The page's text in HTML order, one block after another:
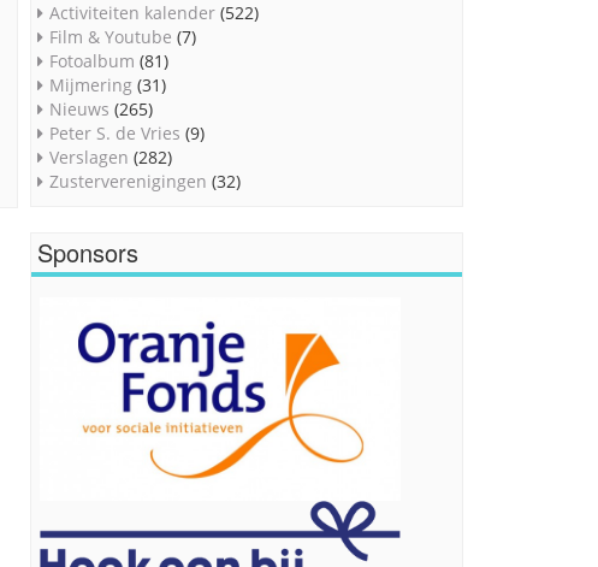
Activiteiten kalender (522)
Film & Youtube (7)
Fotoalbum (81)
Mijmering (31)
Nieuws (265)
Peter S. de Vries (9)
Verslagen (282)
Zusterverenigingen (32)
Sponsors